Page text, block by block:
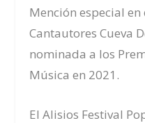
Mención especial
Cantautores Cueva
nominada a los
Música en 2021.
El Alisios Festival